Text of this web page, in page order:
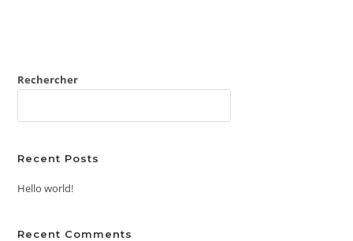
Rechercher
Recent Posts
Hello world!
Recent Comments